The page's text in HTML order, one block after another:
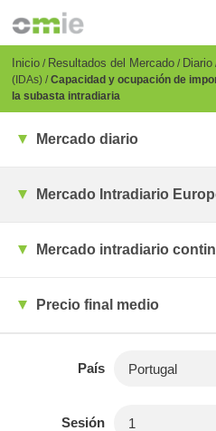
principal
Breadcrumb
Inicio Resultados del Mercado Diario
(IDAs) Capacidad y ocupación de
la subasta intradiaria
Mercado diario
Mercado Intradiario
Mercado intradiario
Precio final medio
País
Sesión